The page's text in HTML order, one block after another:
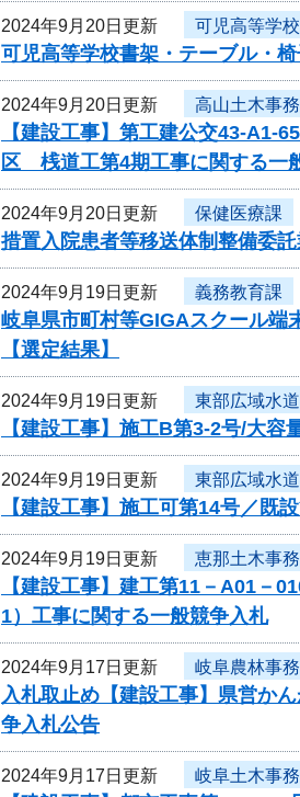
2024年9月20日更新 可児高等学校
可児高等学校書架・テーブル・
2024年9月20日更新 高山土木事
【建設工事】第工建公交43-A1-
区 桟道工第4期工事に関する一
2024年9月20日更新 保健医療課
措置入院患者等移送体制整備委
2024年9月19日更新 義務教育課
岐阜県市町村等GIGAスクール端
【選定結果】
2024年9月19日更新 東部広域水
【建設工事】施工B第3-2号/大
2024年9月19日更新 東部広域水
【建設工事】施工可第14号／
2024年9月19日更新 恵那土木事
【建設工事】建工第11－A01－
1）工事に関する一般競争入札
2024年9月17日更新 岐阜農林事
入札取止め【建設工事】県営か
争入札公告
2024年9月17日更新 岐阜土木事